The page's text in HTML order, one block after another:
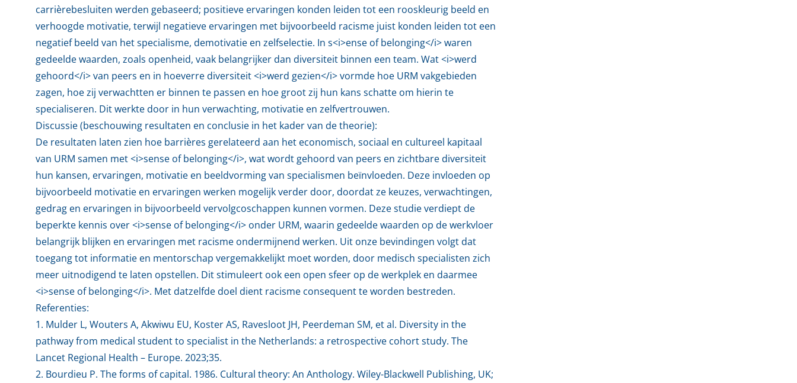
carrièrebesluiten werden gebaseerd; positieve ervaringen konden leiden tot een rooskleurig beeld en
verhoogde motivatie, terwijl negatieve ervaringen met bijvoorbeeld racisme juist konden leiden tot een
negatief beeld van het specialisme, demotivatie en zelfselectie. In s<i>ense of belonging</i> waren
gedeelde waarden, zoals openheid, vaak belangrijker dan diversiteit binnen een team. Wat <i>werd
gehoord</i> van peers en in hoeverre diversiteit <i>werd gezien</i> vormde hoe URM vakgebieden
zagen, hoe zij verwachtten er binnen te passen en hoe groot zij hun kans schatte om hierin te
specialiseren. Dit werkte door in hun verwachting, motivatie en zelfvertrouwen.
Discussie (beschouwing resultaten en conclusie in het kader van de theorie):
De resultaten laten zien hoe barrières gerelateerd aan het economisch, sociaal en cultureel kapitaal
van URM samen met <i>sense of belonging</i>, wat wordt gehoord van peers en zichtbare diversiteit
hun kansen, ervaringen, motivatie en beeldvorming van specialismen beïnvloeden. Deze invloeden op
bijvoorbeeld motivatie en ervaringen werken mogelijk verder door, doordat ze keuzes, verwachtingen,
gedrag en ervaringen in bijvoorbeeld vervolgcoschappen kunnen vormen. Deze studie verdiept de
beperkte kennis over <i>sense of belonging</i> onder URM, waarin gedeelde waarden op de werkvloer
belangrijk blijken en ervaringen met racisme ondermijnend werken. Uit onze bevindingen volgt dat
toegang tot informatie en mentorschap vergemakkelijkt moet worden, door medisch specialisten zich
meer uitnodigend te laten opstellen. Dit stimuleert ook een open sfeer op de werkplek en daarmee
<i>sense of belonging</i>. Met datzelfde doel dient racisme consequent te worden bestreden.
Referenties:
1. Mulder L, Wouters A, Akwiwu EU, Koster AS, Ravesloot JH, Peerdeman SM, et al. Diversity in the
pathway from medical student to specialist in the Netherlands: a retrospective cohort study. The
Lancet Regional Health – Europe. 2023;35.
2. Bourdieu P. The forms of capital. 1986. Cultural theory: An Anthology. Wiley-Blackwell Publishing, UK;